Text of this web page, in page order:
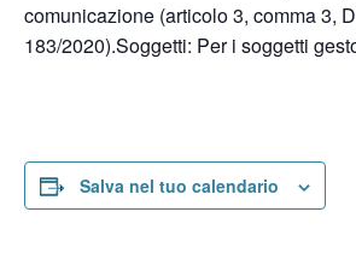
comunicazione (articolo 3, comma 3,
183/2020).Soggetti: Per i soggetti
Salva nel tuo calendario